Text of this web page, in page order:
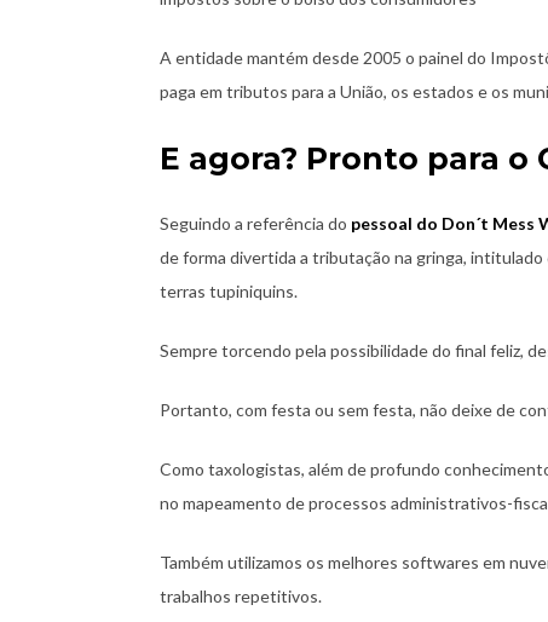
A entidade mantém desde 2005 o painel do
paga em tributos para a União, os estados e os
E agora? Pronto para o
Seguindo a referência do pessoal do Don´t Mess
de forma divertida a tributação na gringa, intitulado
terras tupiniquins.
Sempre torcendo pela possibilidade do final feliz,
Portanto, com festa ou sem festa, não deixe de
Como taxologistas, além de profundo
no mapeamento de processos administrativos-
Também utilizamos os melhores softwares em
trabalhos repetitivos.